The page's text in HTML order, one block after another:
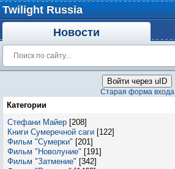
Twilight Russia
Новости
Войти через uID
Старая форма входа
Категории
Стефани Майер [208]
Книги Сумеречной саги [122]
Фильм "Сумерки" [201]
Фильм "Новолуние" [191]
Фильм "Затмение" [342]